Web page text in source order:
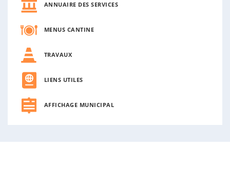
ANNUAIRE DES SERVICES
MENUS CANTINE
TRAVAUX
LIENS UTILES
AFFICHAGE MUNICIPAL